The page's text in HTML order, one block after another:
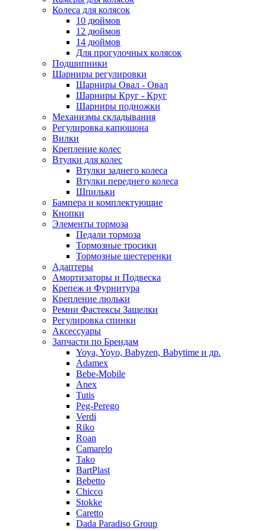
Колеса для колясок
10 дюймов
12 дюймов
14 дюймов
Для прогулочных колясок
Подшипники
Шарниры регулировки
Шарниры Овал - Овал
Шарниры Круг - Круг
Шарниры подножки
Механизмы складывания
Регулировка капюшона
Вилки
Крепление колес
Втулки для колес
Втулки заднего колеса
Втулки переднего колеса
Шпильки
Бампера и комплектующие
Кнопки
Элементы тормоза
Педали тормоза
Тормозные тросики
Тормозные шестеренки
Адаптеры
Амортизаторы и Подвеска
Крепеж и Фурнитура
Крепление люльки
Ремни Фастексы Защелки
Регулировка спинки
Аксессуары
Запчасти по Брендам
Yoya, Yoyo, Babyzen, Babytime и др.
Adamex
Bebe-Mobile
Anex
Tutis
Peg-Perego
Verdi
Riko
Roan
Camarelo
Tako
BartPlast
Bebetto
Chicco
Stokke
Caretto
Dada Paradiso Group